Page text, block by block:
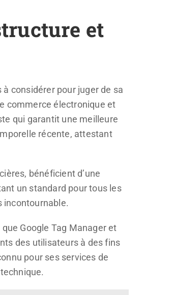
et
considérer pour juger de sa
commerce électronique et
qui garantit une meilleure
récente, attestant
bénéficient d’une
un standard pour tous les
incontournable.
Google Tag Manager et
des utilisateurs à des fins
pour ses services de